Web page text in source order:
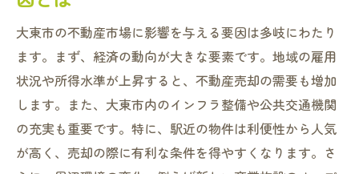
係
失業率や雇用状況が市場に及ぼす影響
経済指標を活用した売却時期の見極め方法
経済情勢の変化に迅速に対応するためのポ
イント
大東市の不動産市場に影響を与える要因は多岐にわたり
ます。まず、経済の動向が大きな要素です。地域の雇用
状況や所得水準が上昇すると、不動産売却の需要も増加
します。また、大東市内のインフラ整備や公共交通機関
の充実も重要です。特に、駅近の物件は利便性から人気
が高く、売却の際に有利な条件を得やすくなります。さ